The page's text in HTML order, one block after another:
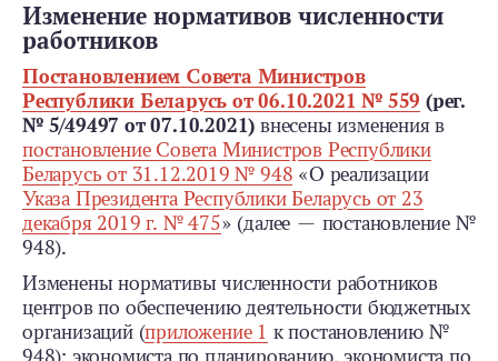
Изменение нормативов численности
работников
Постановлением Совета Министров
Республики Беларусь от 06.10.2021 № 559 (рег.
№ 5/49497 от 07.10.2021) внесены изменения в
постановление Совета Министров Республики
Беларусь от 31.12.2019 № 948 «О реализации
Указа Президента Республики Беларусь от 23
декабря 2019 г. № 475» (далее — постановление №
948).
Изменены нормативы численности работников
центров по обеспечению деятельности бюджетных
организаций (приложение 1 к постановлению №
948): экономиста по планированию, экономиста по